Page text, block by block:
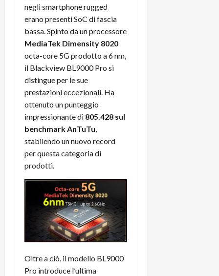
negli smartphone rugged
erano presenti SoC di fascia
bassa. Spinto da un processore
MediaTek Dimensity 8020
octa-core 5G prodotto a 6 nm,
il Blackview BL9000 Pro si
distingue per le sue
prestazioni eccezionali. Ha
ottenuto un punteggio
impressionante di 805.428 sul
benchmark AnTuTu,
stabilendo un nuovo record
per questa categoria di
prodotti.
Oltre a ciò, il modello BL9000
Pro introduce l’ultima